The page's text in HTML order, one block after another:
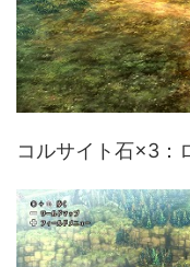
コルサイト石×3：